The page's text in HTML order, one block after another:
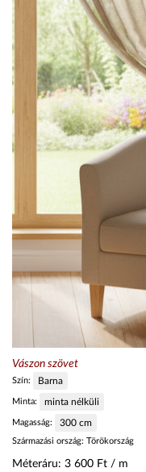
Vászon szövet
Szín: Barna
Minta: minta nélküli
Magasság: 300 cm
Származási ország: Törökország
Méteráru: 3 600 Ft / m